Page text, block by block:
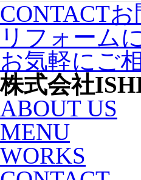
CONTACTお
リフォーム
お気軽にご
株式会社
ABOUT US
MENU
WORKS